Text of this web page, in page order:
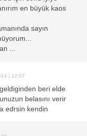
en büyük kaos
sayın
...
| 12:07
beri elde
belasını verir
edrsin kendin